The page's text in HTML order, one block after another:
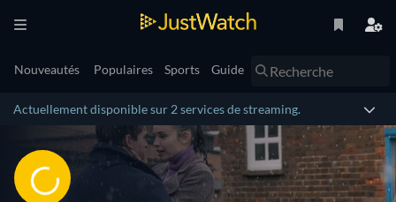
Nouveautés Populaires Sports Guide
Actuellement disponible sur 2 services de streaming.